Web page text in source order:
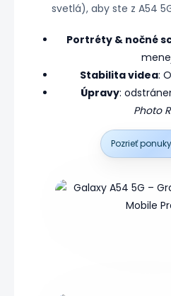
svetlá), aby ste z A54
Portréty & nočné
Stabilita videa:
Úpravy:
Photo
Pozrieť